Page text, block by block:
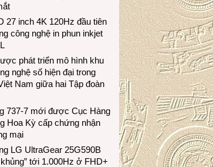
27 inch 4K 120Hz đầu tiên
công nghệ in phun inkjet
phát triển mô hình khu
nghệ số hiện đại trong
Nam giữa hai Tập đoàn
737-7 mới được Cục Hàng
Hoa Kỳ cấp chứng nhận
mại
LG UltraGear 25G590B
tới 1.000Hz ở FHD+